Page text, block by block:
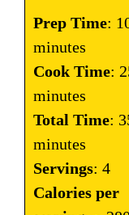
Prep Time:
minutes
Cook Time:
minutes
Total Time:
minutes
Servings: 4
Calories per